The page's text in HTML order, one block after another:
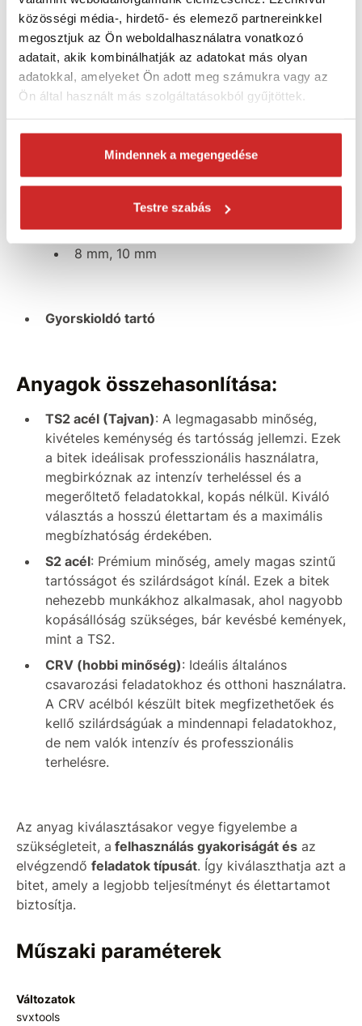
közösségi média-, hirdető- és elemező partnereinkkel
megosztjuk az Ön weboldalhasználatra vonatkozó
adatait, akik kombinálhatják az adatokat más olyan
adatokkal, amelyeket Ön adott meg számukra vagy az
Ön által használt más szolgáltatásokból gyűjtöttek.
Mindennek a megengedése
Testre szabás
PH: 2, 3
PZ: 2, 3
TX: 15, 20, 25
Gola fej mágneses 48 mm:
8 mm, 10 mm
Gyorskioldó tartó
Anyagok összehasonlítása:
TS2 acél (Tajvan): A legmagasabb minőség,
kivételes keménység és tartósság jellemzi. Ezek
a bitek ideálisak professzionális használatra,
megbirkóznak az intenzív terheléssel és a
megerőltető feladatokkal, kopás nélkül. Kiváló
választás a hosszú élettartam és a maximális
megbízhatóság érdekében.
S2 acél: Prémium minőség, amely magas szintű
tartósságot és szilárdságot kínál. Ezek a bitek
nehezebb munkákhoz alkalmasak, ahol nagyobb
kopásállóság szükséges, bár kevésbé kemények,
mint a TS2.
CRV (hobbi minőség): Ideális általános
csavarozási feladatokhoz és otthoni használatra.
A CRV acélból készült bitek megfizethetőek és
kellő szilárdságúak a mindennapi feladatokhoz,
de nem valók intenzív és professzionális
terhelésre.
Az anyag kiválasztásakor vegye figyelembe a
szükségleteit, a felhasználás gyakoriságát és az
elvégzendő feladatok típusát. Így kiválaszthatja azt a
bitet, amely a legjobb teljesítményt és élettartamot
biztosítja.
Műszaki paraméterek
Változatok
svxtools